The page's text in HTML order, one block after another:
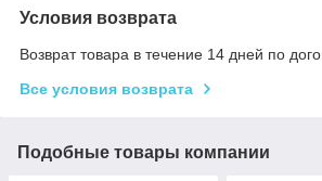
Условия возврата
Возврат товара в течение 14 дней по
Все условия возврата
Подобные товары компании